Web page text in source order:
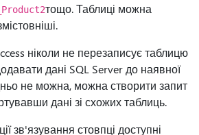
тощо. Таблиці можна
ніколи не перезаписує таблицю
дані SQL Server до наявної
не можна, можна створити запит
дані зі схожих таблиць.
зв'язування стовпці доступні